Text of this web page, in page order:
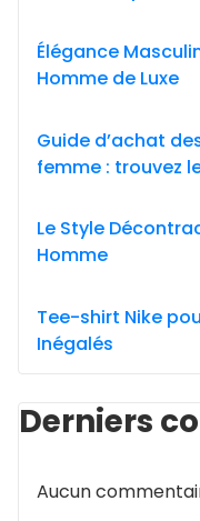
Élégance
Homme de Luxe
Guide d’achat
femme : trouvez
Le Style
Homme
Tee-shirt Nike
Inégalés
Derniers
Aucun